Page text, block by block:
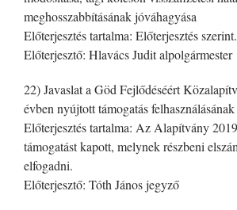
meghosszabbításának jóváhagyása
Előterjesztés tartalma: Előterjesztés szerint.
Előterjesztő: Hlavács Judit alpolgármester
22) Javaslat a Göd Fejlődéséért
évben nyújtott támogatás felhasználásának
Előterjesztés tartalma: Az Alapítvány
támogatást kapott, melynek részbeni
elfogadni.
Előterjesztő: Tóth János jegyző